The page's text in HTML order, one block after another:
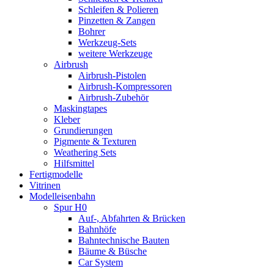
Schleifen & Polieren
Pinzetten & Zangen
Bohrer
Werkzeug-Sets
weitere Werkzeuge
Airbrush
Airbrush-Pistolen
Airbrush-Kompressoren
Airbrush-Zubehör
Maskingtapes
Kleber
Grundierungen
Pigmente & Texturen
Weathering Sets
Hilfsmittel
Fertigmodelle
Vitrinen
Modelleisenbahn
Spur H0
Auf-, Abfahrten & Brücken
Bahnhöfe
Bahntechnische Bauten
Bäume & Büsche
Car System